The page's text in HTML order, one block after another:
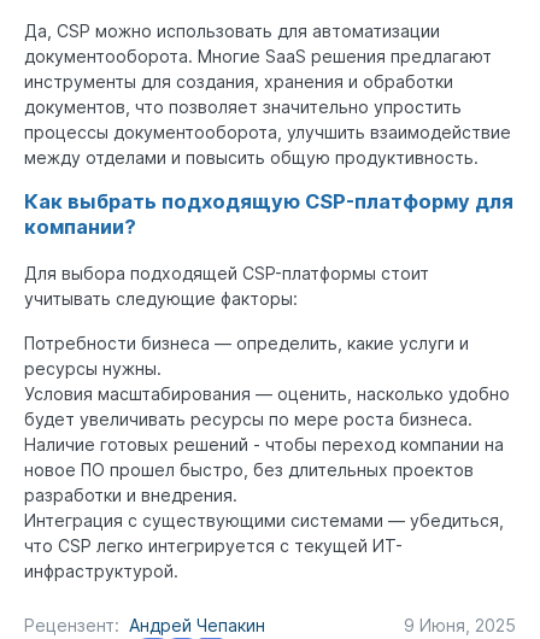
Да, CSP можно использовать для автоматизации
документооборота. Многие SaaS решения предлагают
инструменты для создания, хранения и обработки
документов, что позволяет значительно упростить
процессы документооборота, улучшить взаимодействие
между отделами и повысить общую продуктивность.
Как выбрать подходящую CSP-платформу для
компании?
Для выбора подходящей CSP-платформы стоит
учитывать следующие факторы:
Потребности бизнеса — определить, какие услуги и
ресурсы нужны.
Условия масштабирования — оценить, насколько удобно
будет увеличивать ресурсы по мере роста бизнеса.
Наличие готовых решений - чтобы переход компании на
новое ПО прошел быстро, без длительных проектов
разработки и внедрения.
Интеграция с существующими системами — убедиться,
что CSP легко интегрируется с текущей ИТ-
инфраструктурой.
Рецензент: Андрей Чепакин
9 Июня, 2025